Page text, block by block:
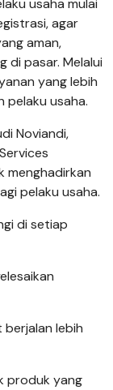
usaha mulai
agar
aman,
di pasar. Melalui
yang lebih
pelaku usaha.
Noviandi,
menghadirkan
pelaku usaha.
di setiap
lebih
produk yang